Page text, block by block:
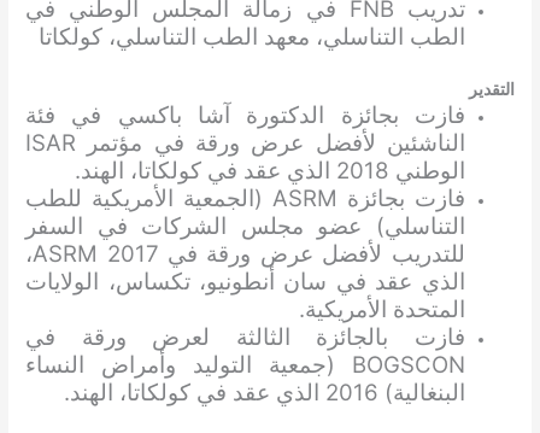
تدريب FNB في زمالة المجلس الوطني في
الطب التناسلي، معهد الطب التناسلي، كولكاتا
التقدير
فازت بجائزة الدكتورة آشا باكسي في فئة
الناشئين لأفضل عرض ورقة في مؤتمر ISAR
الوطني 2018 الذي عقد في كولكاتا، الهند.
فازت بجائزة ASRM (الجمعية الأمريكية للطب
التناسلي) عضو مجلس الشركات في السفر
للتدريب لأفضل عرض ورقة في ASRM 2017،
الذي عقد في سان أنطونيو، تكساس، الولايات
المتحدة الأمريكية.
فازت بالجائزة الثالثة لعرض ورقة في
BOGSCON (جمعية التوليد وأمراض النساء
البنغالية) 2016 الذي عقد في كولكاتا، الهند.